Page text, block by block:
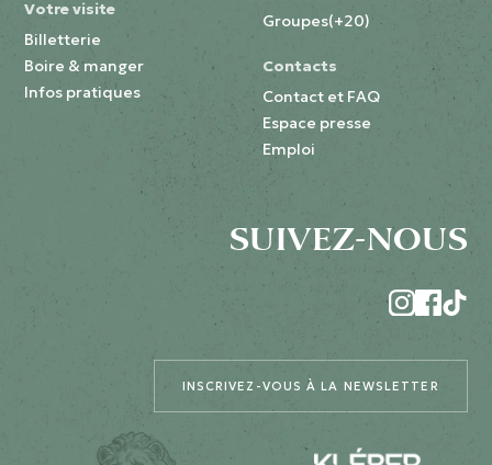
Votre visite
Billetterie
Boire & manger
Infos pratiques
Groupes(+20)
Contacts
Contact et FAQ
Espace presse
Emploi
SUIVEZ-NOUS
INSCRIVEZ-VOUS À LA NEWSLETTER